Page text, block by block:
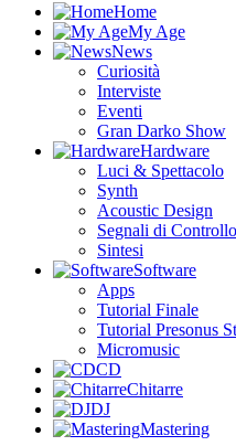
Home
My Age
News
Curiosità
Interviste
Eventi
Gran Darko Show
Hardware
Luci & Spettacolo
Synth
Acoustic Design
Segnali di Controllo
Sintesi
Software
Apps
Tutorial Finale
Tutorial Presonus
Micromusic
CD
Chitarre
DJ
Mastering